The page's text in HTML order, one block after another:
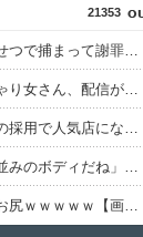
21353
【画像】女さん「彼氏が強制わいせつで捕まって謝罪の手紙が来た」ﾊﾟｼｬｯ
【動画】南米系のデカパイぽっちゃり女さん、配信がヱ口すぎｗｗｗｗｗｗｗ
【動画】町の中華料理屋さん、娘の採用で人気店になってしまう
★★水着姿を見た彼氏が「核兵器並みのボディだね」って褒めてくれた(´；ω；｀)
【要審議】４歳娘が描いたママのお尻ｗｗｗｗｗ【画像】